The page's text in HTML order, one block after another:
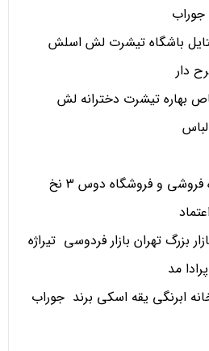
جوراب
باشگاه تیشرت لش اسلش
دار
بهاره تیشرت دخترانه لش
مزون و تک فروشی عمده فروشی و فروشگاه دوس 3 نخ
بزرگ تهران بازار فردوسی تیراژه
مد
ابرنگی یقه اسکی برند جوراب